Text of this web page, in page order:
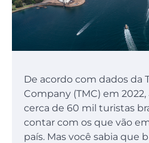
De acordo com dados da
Company (TMC) em
cerca de 60 mil turistas
contar com os que vão
país. Mas você sabia que